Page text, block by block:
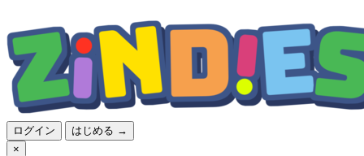
ログイン
はじめる →
×